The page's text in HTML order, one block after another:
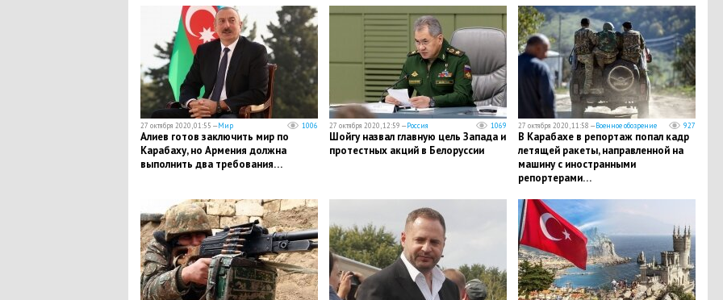
27 октября 2020, 01:55 —Мир 1006
​Алиев готов заключить мир по
Карабаху, но Армения должна
выполнить два требования…
27 октября 2020, 12:59 —Россия 1069
​Шойгу назвал главную цель Запада и
протестных акций в Белоруссии
27 октября 2020, 11:58 —Военное обозрение 927
В Карабахе в репортаж попал кадр
летящей ракеты, направленной на
машину с иностранными
репортерами…